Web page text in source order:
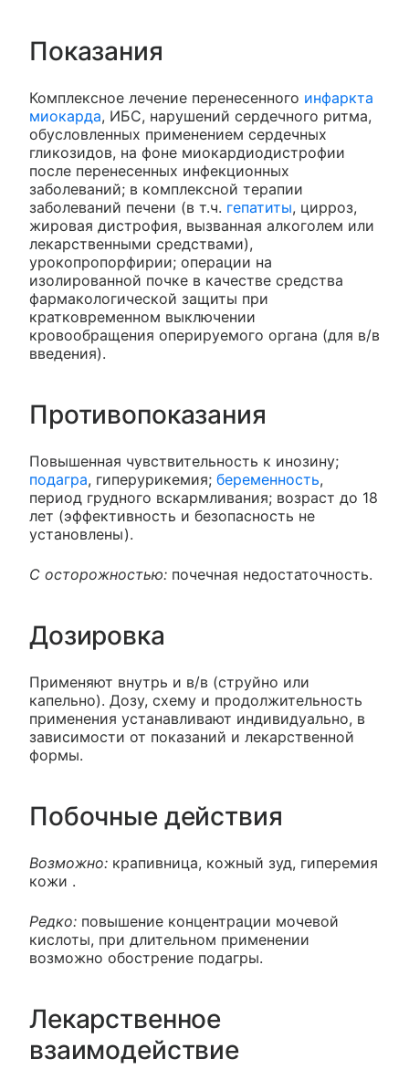
Показания
Комплексное лечение перенесенного инфаркта
миокарда, ИБС, нарушений сердечного ритма,
обусловленных применением сердечных
гликозидов, на фоне миокардиодистрофии
после перенесенных инфекционных
заболеваний; в комплексной терапии
заболеваний печени (в т.ч. гепатиты, цирроз,
жировая дистрофия, вызванная алкоголем или
лекарственными средствами),
урокопропорфирии; операции на
изолированной почке в качестве средства
фармакологической защиты при
кратковременном выключении
кровообращения оперируемого органа (для в/в
введения).
Противопоказания
Повышенная чувствительность к инозину;
подагра, гиперурикемия; беременность,
период грудного вскармливания; возраст до 18
лет (эффективность и безопасность не
установлены).
С осторожностью: почечная недостаточность.
Дозировка
Применяют внутрь и в/в (струйно или
капельно). Дозу, схему и продолжительность
применения устанавливают индивидуально, в
зависимости от показаний и лекарственной
формы.
Побочные действия
Возможно: крапивница, кожный зуд, гиперемия
кожи .
Редко: повышение концентрации мочевой
кислоты, при длительном применении
возможно обострение подагры.
Лекарственное
взаимодействие